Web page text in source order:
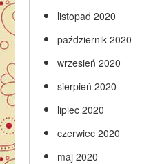
listopad 2020
październik 2020
wrzesień 2020
sierpień 2020
lipiec 2020
czerwiec 2020
maj 2020